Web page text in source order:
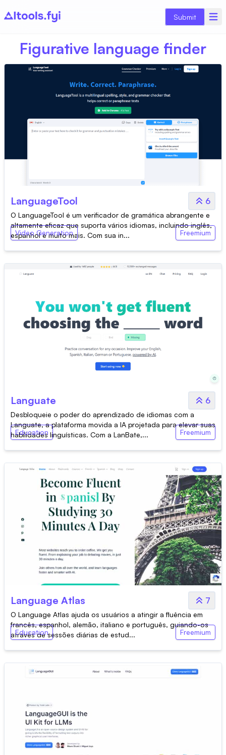
Submit
Figurative language finder
LanguageTool 6
O LanguageTool é um verificador de gramática abrangente e
altamente eficaz que suporta vários idiomas, incluindo inglês,
espanhol e muito mais. Com sua in...
Video Generation Freemium
Languate 6
Desbloqueie o poder do aprendizado de idiomas com a
Languate, a plataforma movida a IA projetada para elevar suas
habilidades linguísticas. Com a LanBate,...
Education Freemium
Language Atlas 7
O Language Atlas ajuda os usuários a atingir a fluência em
francês, espanhol, alemão, italiano e português, guiando-os
através de sessões diárias de estud...
Education Freemium